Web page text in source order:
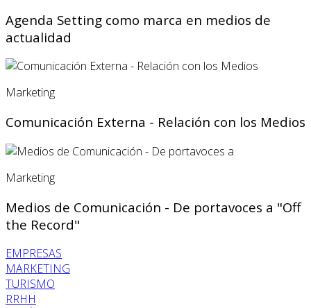
Agenda Setting como marca en medios de
actualidad
Marketing
Comunicación Externa - Relación con los Medios
Marketing
Medios de Comunicación - De portavoces a "Off
the Record"
EMPRESAS
MARKETING
TURISMO
RRHH